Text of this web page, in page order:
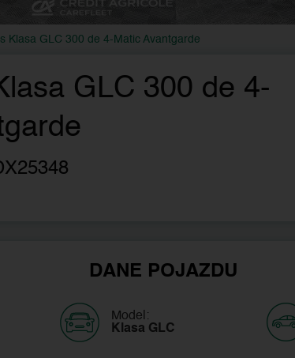
Klasa GLC 300 de 4-Matic Avantgarde
GLC 300 de 4-
DANE POJAZDU
Model:
Klasa GLC